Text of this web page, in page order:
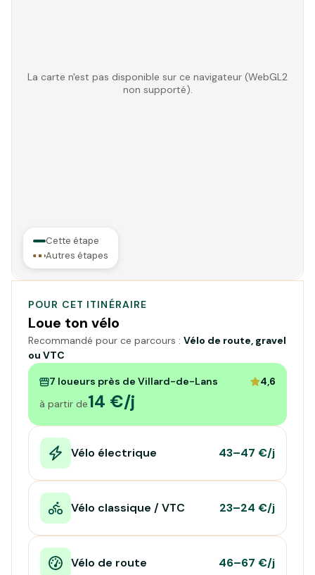
La carte n'est pas disponible sur ce navigateur (WebGL2
non supporté).
Cette étape
Autres étapes
POUR CET ITINÉRAIRE
Loue ton vélo
Recommandé pour ce parcours : Vélo de route, gravel
ou VTC
7 loueurs près de Villard-de-Lans
4,6
à partir de14 €/j
Vélo électrique 43–47 €/j
Vélo classique / VTC 23–24 €/j
Vélo de route 46–67 €/j